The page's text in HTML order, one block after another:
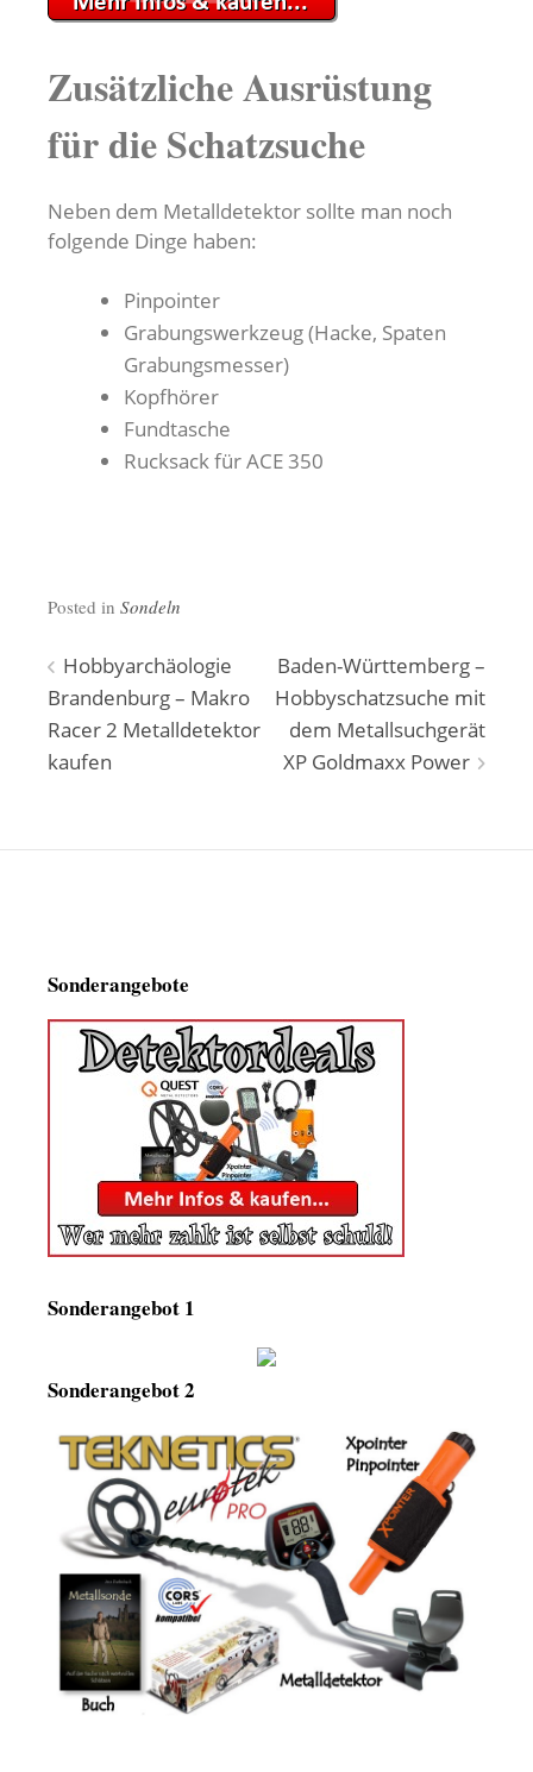
Zusätzliche Ausrüstung
für die Schatzsuche
Neben dem Metalldetektor sollte man noch
folgende Dinge haben:
Pinpointer
Grabungswerkzeug (Hacke, Spaten
Grabungsmesser)
Kopfhörer
Fundtasche
Rucksack für ACE 350
Posted in Sondeln
Beitragsnavigation
Hobbyarchäologie
Brandenburg – Makro
Racer 2 Metalldetektor
kaufen
Baden-Württemberg –
Hobbyschatzsuche mit
dem Metallsuchgerät
XP Goldmaxx Power
Sonderangebote
Sonderangebot 1
Sonderangebot 2